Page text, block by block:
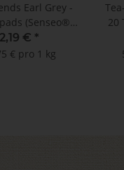
Earl Grey -
(Senseo®
2,19 € *
€ pro 1 kg
20